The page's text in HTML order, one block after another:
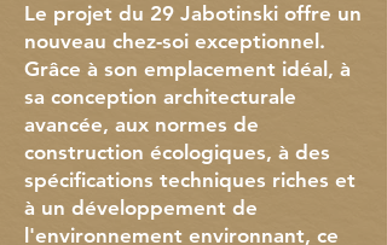
Le projet du 29 Jabotinski offre un
nouveau chez-soi exceptionnel.
Grâce à son emplacement idéal, à
sa conception architecturale
avancée, aux normes de
construction écologiques, à des
spécifications techniques riches et
à un développement de
l'environnement environnant, ce